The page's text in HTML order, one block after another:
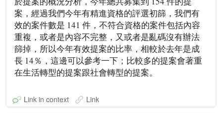
案，經過我們今年有精進資格的評選初篩，我們有
效的案件數是 141 件，不符合資格的案件包括內容
重複，或者是內容不完整，又或者是亂碼沒有辦法
篩掉，所以今年有效提案的比率，相較於去年是成
長 14％，這邊可以參考一下；比較多的提案會著重
在生活轉型的提案跟社會轉型的提案。
Link in context Link